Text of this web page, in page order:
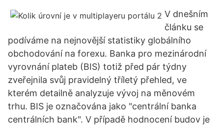
V dnešním
článku se
podíváme na nejnovější statistiky globálního
obchodování na forexu. Banka pro mezinárodní
vyrovnání plateb (BIS) totiž před pár týdny
zveřejnila svůj pravidelný tříletý přehled, ve
kterém detailně analyzuje vývoj na měnovém
trhu. BIS je označována jako "centrální banka
centrálních bank". V případě hodnocení budov je